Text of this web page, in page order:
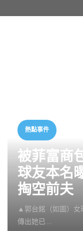
熱點事件
被菲富商
球友本名
掏空前夫
▲郭台銘（如圖）女
傳出她已 …